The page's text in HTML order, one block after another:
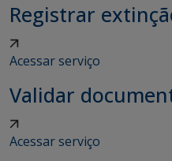
Registrar
Acessar serviço
Validar
Acessar serviço